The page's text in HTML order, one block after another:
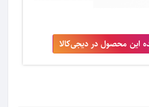
این محصول در دیجی‌کالا